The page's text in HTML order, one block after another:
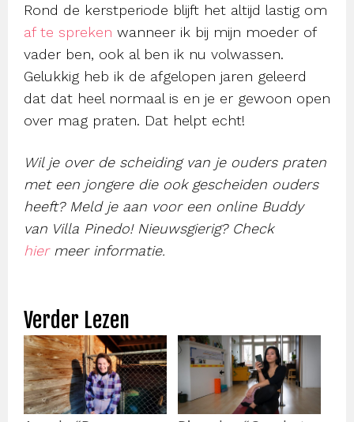
Rond de kerstperiode blijft het altijd lastig om
af te spreken wanneer ik bij mijn moeder of
vader ben, ook al ben ik nu volwassen.
Gelukkig heb ik de afgelopen jaren geleerd
dat dat heel normaal is en je er gewoon open
over mag praten. Dat helpt echt!
Wil je over de scheiding van je ouders praten
met een jongere die ook gescheiden ouders
heeft? Meld je aan voor een online Buddy
van Villa Pinedo! Nieuwsgierig? Check
hiermeer informatie.
Verder Lezen